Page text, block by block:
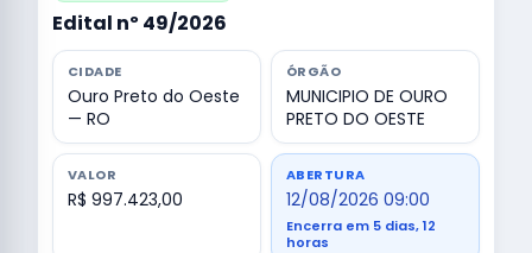
Edital nº 49/2026
CIDADE
Ouro Preto do Oeste
— RO
ÓRGÃO
MUNICIPIO DE OURO
PRETO DO OESTE
VALOR
R$ 997.423,00
ABERTURA
12/08/2026 09:00
Encerra em 5 dias, 12
horas